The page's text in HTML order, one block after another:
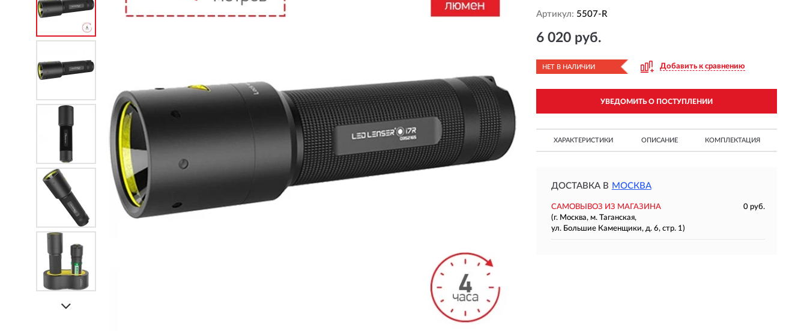
Артикул: 5507-R
6 020 руб.
НЕТ В НАЛИЧИИ Добавить к сравнению
УВЕДОМИТЬ О ПОСТУПЛЕНИИ
ХАРАКТЕРИСТИКИ ОПИСАНИЕ КОМПЛЕКТАЦИЯ
ДОСТАВКА В МОСКВА
САМОВЫВОЗ ИЗ МАГАЗИНА
0 руб.
(г. Москва, м. Таганская,
ул. Большие Каменщики, д. 6, стр. 1)